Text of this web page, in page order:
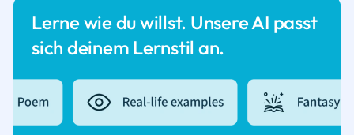
Lerne wie du willst. Unsere AI passt
sich deinem Lernstil an.